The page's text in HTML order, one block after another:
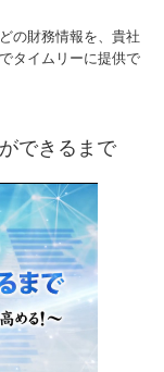
の財務情報を、 貴社
タイムリーに提供で
できるまで